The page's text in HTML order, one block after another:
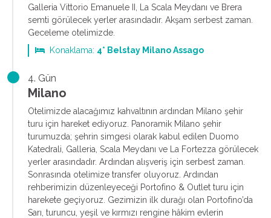
Galleria Vittorio Emanuele II, La Scala Meydanı ve Brera
semti görülecek yerler arasındadır. Akşam serbest zaman.
Geceleme otelimizde.
Konaklama: 4* Belstay Milano Assago
4. Gün
Milano
Otelimizde alacağımız kahvaltının ardından Milano şehir
turu için hareket ediyoruz. Panoramik Milano şehir
turumuzda; şehrin simgesi olarak kabul edilen Duomo
Katedrali, Galleria, Scala Meydanı ve La Fortezza görülecek
yerler arasındadır. Ardından alışveriş için serbest zaman.
Sonrasında otelimize transfer oluyoruz. Ardından
rehberimizin düzenleyeceği Portofino & Outlet turu için
harekete geçiyoruz. Gezimizin ilk durağı olan Portofino’da
Sarı, turuncu, yeşil ve kırmızı rengine hâkim evlerin